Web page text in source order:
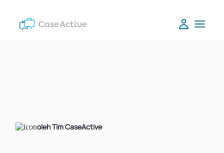
oleh Tim CaseActive